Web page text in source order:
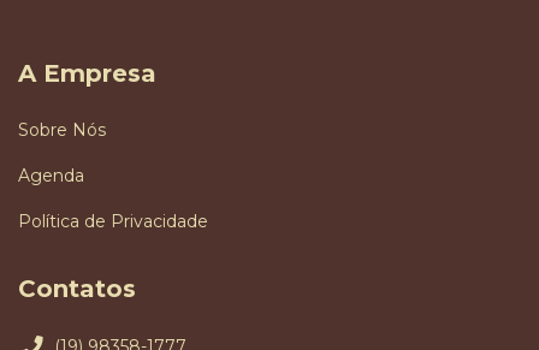
A Empresa
Sobre Nós
Agenda
Política de Privacidade
Contatos